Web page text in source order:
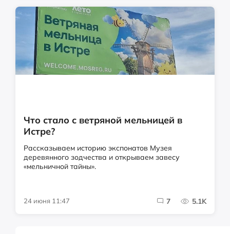
Что стало с ветряной мельницей в
Истре?
Рассказываем историю экспонатов Музея
деревянного зодчества и открываем завесу
«мельничной тайны».
24 июня 11:47 7 5.1K